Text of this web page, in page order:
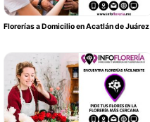
Florerías a Domicilio en Acatlán de Juárez